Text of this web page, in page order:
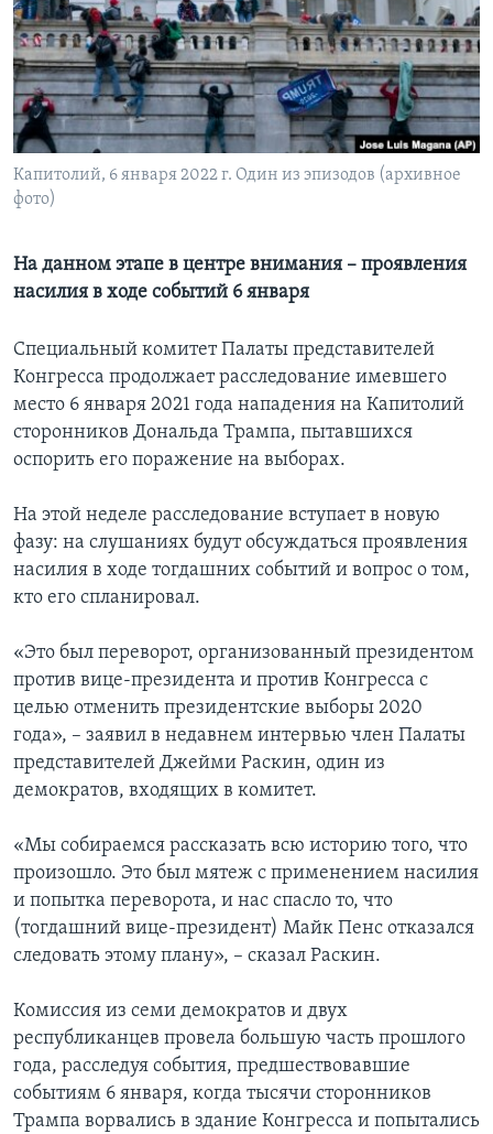
Learning English
СОЦИАЛЬНЫЕ СЕТИ
Языки
Капитолий, 6 января 2022 г. Один из эпизодов (архивное
фото)
На данном этапе в центре внимания – проявления
насилия в ходе событий 6 января
Специальный комитет Палаты представителей
Конгресса продолжает расследование имевшего
место 6 января 2021 года нападения на Капитолий
сторонников Дональда Трампа, пытавшихся
оспорить его поражение на выборах.
На этой неделе расследование вступает в новую
фазу: на слушаниях будут обсуждаться проявления
насилия в ходе тогдашних событий и вопрос о том,
кто его спланировал.
«Это был переворот, организованный президентом
против вице-президента и против Конгресса с
целью отменить президентские выборы 2020
года», – заявил в недавнем интервью член Палаты
представителей Джейми Раскин, один из
демократов, входящих в комитет.
«Мы собираемся рассказать всю историю того, что
произошло. Это был мятеж с применением насилия
и попытка переворота, и нас спасло то, что
(тогдашний вице-президент) Майк Пенс отказался
следовать этому плану», – сказал Раскин.
Комиссия из семи демократов и двух
республиканцев провела большую часть прошлого
года, расследуя события, предшествовавшие
событиям 6 января, когда тысячи сторонников
Трампа ворвались в здание Конгресса и попытались